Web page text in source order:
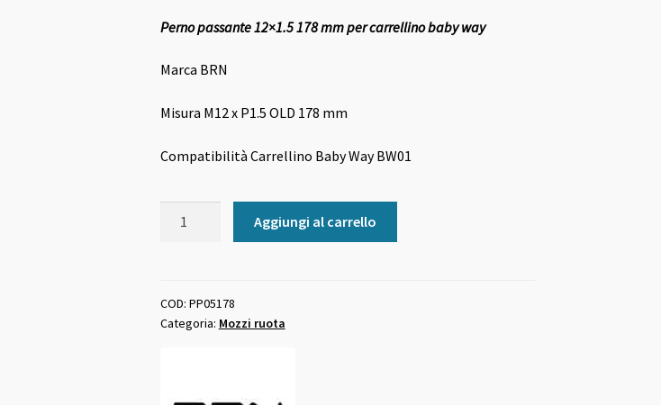
originale
era:
attuale
Perno passante 12×1.5 178 mm per carrellino baby way
Marca BRN
Misura M12 x P1.5 OLD 178 mm
Compatibilità Carrellino Baby Way BW01
mm
per
Aggiungi al carrello
COD: PP05178
Categoria: Mozzi ruota